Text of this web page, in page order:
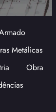
Metálicas
Obra